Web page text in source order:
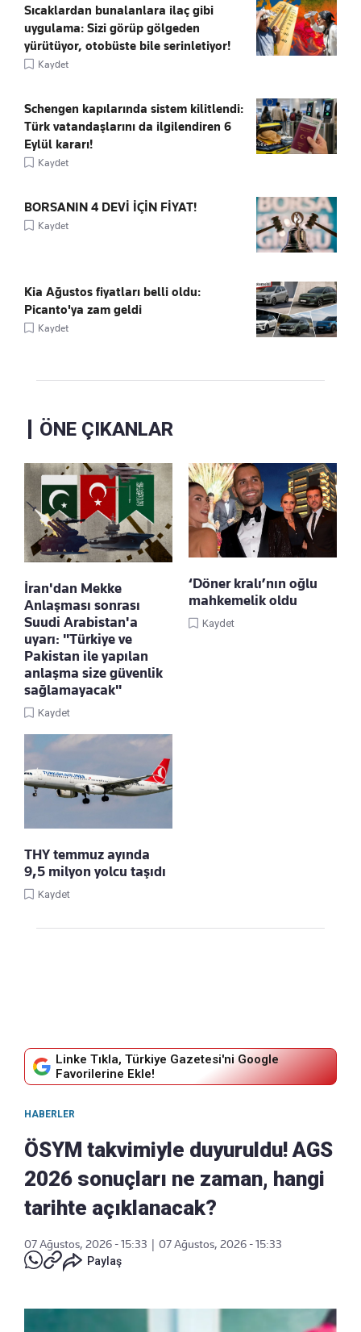
Sıcaklardan bunalanlara ilaç gibi
uygulama: Sizi görüp gölgeden
yürütüyor, otobüste bile serinletiyor!
Kaydet
Schengen kapılarında sistem kilitlendi:
Türk vatandaşlarını da ilgilendiren 6
Eylül kararı!
Kaydet
BORSANIN 4 DEVİ İÇİN FİYAT!
Kaydet
Kia Ağustos fiyatları belli oldu:
Picanto'ya zam geldi
Kaydet
ÖNE ÇIKANLAR
İran'dan Mekke
Anlaşması sonrası
Suudi Arabistan'a
uyarı: "Türkiye ve
Pakistan ile yapılan
anlaşma size güvenlik
sağlamayacak"
Kaydet
‘Döner kralı’nın oğlu
mahkemelik oldu
Kaydet
THY temmuz ayında
9,5 milyon yolcu taşıdı
Kaydet
Linke Tıkla, Türkiye Gazetesi'ni Google
Favorilerine Ekle!
HABERLER
ÖSYM takvimiyle duyuruldu! AGS
2026 sonuçları ne zaman, hangi
tarihte açıklanacak?
07 Ağustos, 2026 - 15:33
07 Ağustos, 2026 - 15:33
Paylaş